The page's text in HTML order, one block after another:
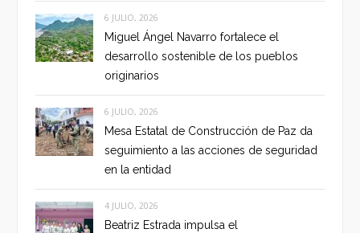
6 JULIO, 2026
Miguel Ángel Navarro fortalece el
desarrollo sostenible de los pueblos
originarios
6 JULIO, 2026
Mesa Estatal de Construcción de Paz da
seguimiento a las acciones de seguridad
en la entidad
4 JULIO, 2026
Beatriz Estrada impulsa el